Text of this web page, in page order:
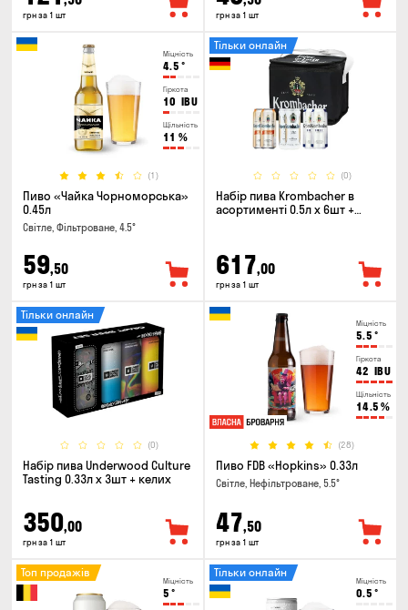
грн за 1 шт грн за 1 шт
Міцність
4.5 °
Гіркота
10 IBU
Щільність
11 %
(1)
Пиво «Чайка Чорноморська»
0.45л
Світле, Фільтроване, 4.5°
59,50
грн за 1 шт
(0)
Тільки онлайн
Набір пива Krombacher в
асортименті 0.5л х 6шт +
617,00
грн за 1 шт
(0)
Тільки онлайн
Набір пива Underwood Culture
Tasting 0.33л x 3шт + келих
350,00
грн за 1 шт
Міцність
5.5 °
Гіркота
42 IBU
Щільність
14.5 %
(28)
Пиво FDB «Hopkins» 0.33л
Світле, Нефільтроване, 5.5°
47,50
грн за 1 шт
Міцність
5 °
Топ продажів
Міцність
0.5 °
Тільки онлайн